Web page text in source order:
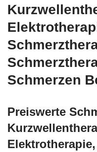
Schmerzen
Preiswerte
Elektrotherapie,